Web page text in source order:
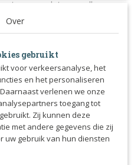
ervoor dat er sneller een
ontstaat. Het garanderen
kan de terugkeer naar
Over
gebruikt
voor verkeersanalyse, het
en het personaliseren
verlenen we onze
toegang tot
Zij kunnen deze
met andere gegevens die zij
uw gebruik van hun diensten